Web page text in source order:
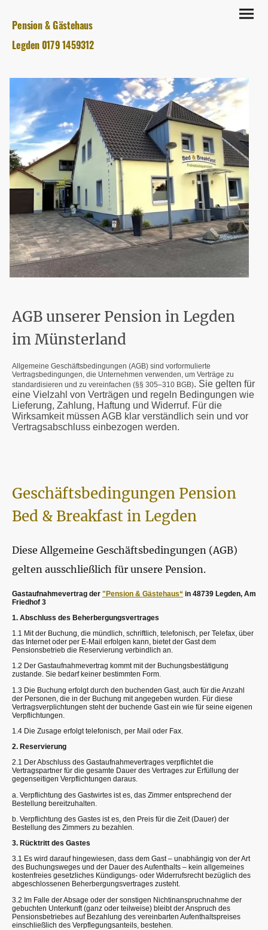
Pension & Gästehaus
Legden 0179 1459312
AGB unserer Pension in Legden
im Münsterland
Allgemeine Geschäftsbedingungen (AGB) sind vorformulierte
Vertragsbedingungen, die Unternehmen verwenden, um Verträge zu
standardisieren und zu vereinfachen (§§ 305–310 BGB). Sie gelten für
eine Vielzahl von Verträgen und regeln Bedingungen wie
Lieferung, Zahlung, Haftung und Widerruf. Für die
Wirksamkeit müssen AGB klar verständlich sein und vor
Vertragsabschluss einbezogen werden.
Geschäftsbedingungen Pension
Bed & Breakfast in Legden
Diese Allgemeine Geschäftsbedingungen (AGB)
gelten ausschließlich für unsere Pension.
Gastaufnahmevertrag der "Pension & Gästehaus“ in 48739 Legden, Am
Friedhof 3
1. Abschluss des Beherbergungsvertrages
1.1 Mit der Buchung, die mündlich, schriftlich, telefonisch, per Telefax, über
das Internet oder per E-Mail erfolgen kann, bietet der Gast dem
Pensionsbetrieb die Reservierung verbindlich an.
1.2 Der Gastaufnahmevertrag kommt mit der Buchungsbestätigung
zustande. Sie bedarf keiner bestimmten Form.
1.3 Die Buchung erfolgt durch den buchenden Gast, auch für die Anzahl
der Personen, die in der Buchung mit angegeben wurden. Für diese
Vertragsverplichtungen steht der buchende Gast ein wie für seine eigenen
Verpflichtungen.
1.4 Die Zusage erfolgt telefonisch, per Mail oder Fax.
2. Reservierung
2.1 Der Abschluss des Gastaufnahmevertrages verpflichtet die
Vertragspartner für die gesamte Dauer des Vertrages zur Erfüllung der
gegenseitigen Verpflichtungen daraus.
a. Verpflichtung des Gastwirtes ist es, das Zimmer entsprechend der
Bestellung bereitzuhalten.
b. Verpflichtung des Gastes ist es, den Preis für die Zeit (Dauer) der
Bestellung des Zimmers zu bezahlen.
3. Rücktritt des Gastes
3.1 Es wird darauf hingewiesen, dass dem Gast – unabhängig von der Art
des Buchungsweges und der Dauer des Aufenthalts – kein allgemeines
kostenfreies gesetzliches Kündigungs- oder Widerrufsrecht bezüglich des
abgeschlossenen Beherbergungsvertrages zusteht.
3.2 Im Falle der Absage oder der sonstigen Nichtinanspruchnahme der
gebuchten Unterkunft (ganz oder teilweise) bleibt der Anspruch des
Pensionsbetriebes auf Bezahlung des vereinbarten Aufenthaltspreises
einschließlich des Verpflegungsanteils, bestehen.